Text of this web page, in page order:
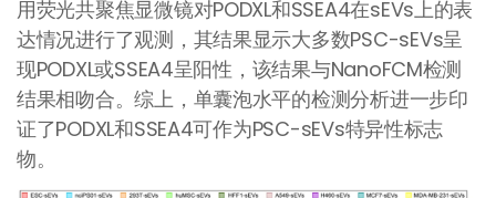
用荧光共聚焦显微镜对PODXL和SSEA4在sEVs上的表
达情况进行了观测，其结果显示大多数PSC-sEVs呈
现PODXL或SSEA4呈阳性，该结果与NanoFCM检测
结果相吻合。综上，单囊泡水平的检测分析进一步印
证了PODXL和SSEA4可作为PSC-sEVs特异性标志
物。